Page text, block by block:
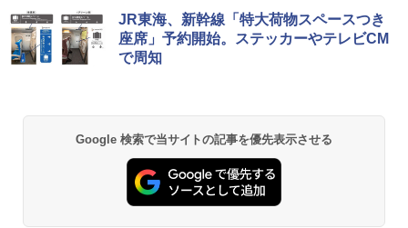
JR東海、新幹線「特大荷物スペースつき
座席」予約開始。ステッカーやテレビCM
で周知
Google 検索で当サイトの記事を優先表示させる